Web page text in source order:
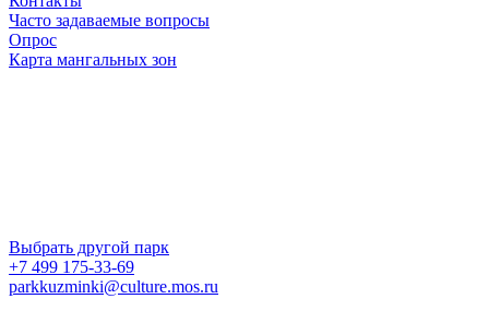
Часто задаваемые вопросы
Опрос
Карта мангальных зон
Выбрать другой парк
+7 499 175-33-69
parkkuzminki@culture.mos.ru